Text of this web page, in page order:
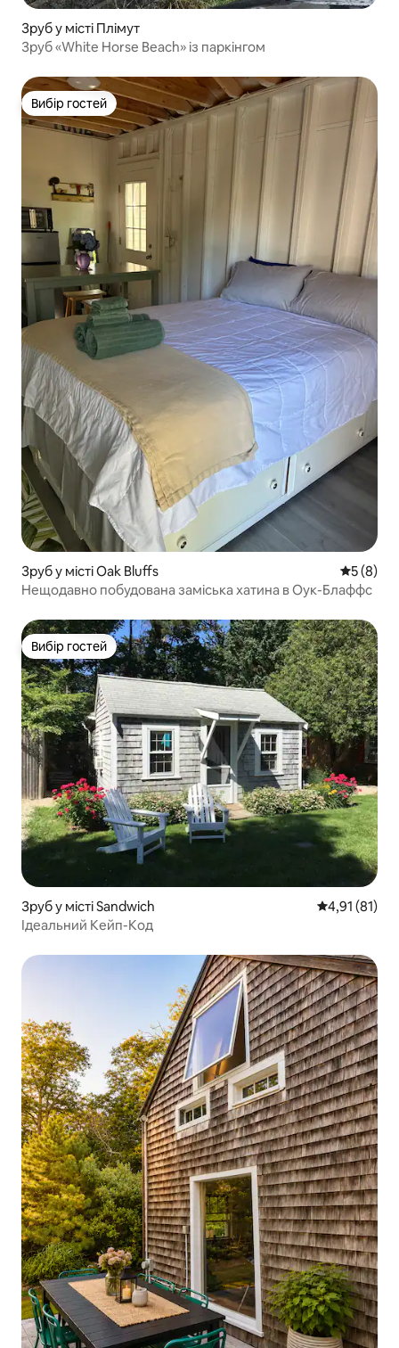
Зруб у місті Плімут
Зруб «White Horse Beach» із паркінгом
Вибір гостей
Вибір гостей
Зруб у місті Oak Bluffs Середня
5 (8)
Нещодавно побудована заміська хатина в Оук-Блаффс
Вибір гостей
Вибір гостей
Зруб у місті Sandwich Середня
4,91 (81)
Ідеальний Кейп-Код